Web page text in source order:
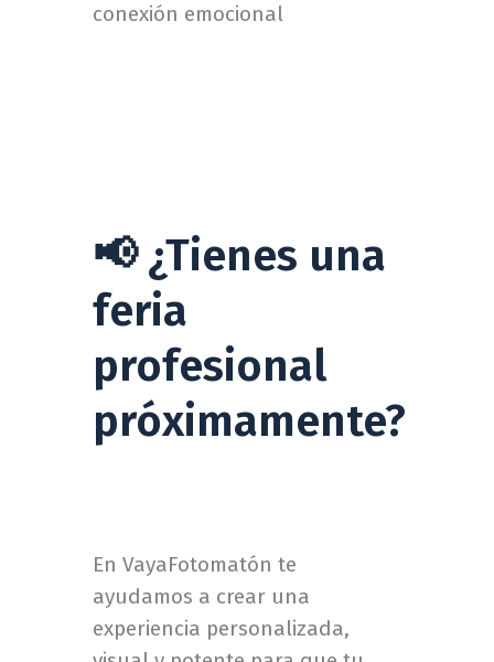
conexión emocional
📢 ¿Tienes una
feria
profesional
próximamente?
En VayaFotomatón te
ayudamos a crear una
experiencia personalizada,